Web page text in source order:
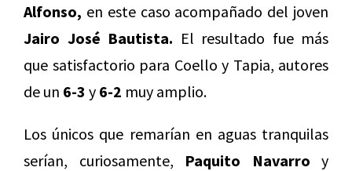
Alfonso, en este caso acompañado del joven
Jairo José Bautista. El resultado fue más
que satisfactorio para Coello y Tapia, autores
de un 6-3 y 6-2 muy amplio.
Los únicos que remarían en aguas tranquilas
serían, curiosamente, Paquito Navarro y